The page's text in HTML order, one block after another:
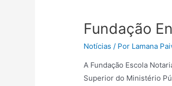
Fundação
Notícias / Por Lamana
A Fundação Escola
Superior do Ministério